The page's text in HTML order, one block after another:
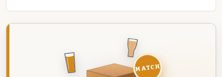
MATCH